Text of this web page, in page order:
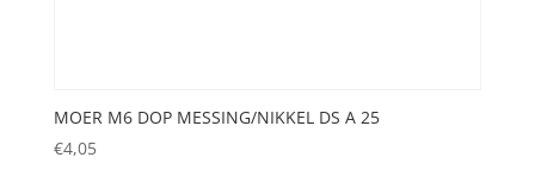
MOER M6 DOP MESSING/NIKKEL DS A 25
€4,05